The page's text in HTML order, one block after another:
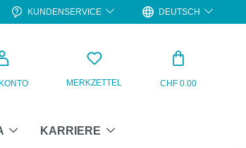
KUNDENSERVICE DEUTSCH
MERKZETTEL CHF 0.00
KARRIERE